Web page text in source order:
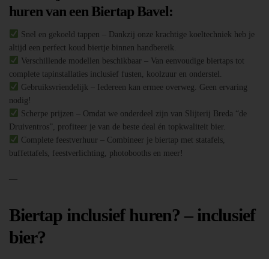
huren van een Biertap Bavel:
Snel en gekoeld tappen – Dankzij onze krachtige koeltechniek heb je
altijd een perfect koud biertje binnen handbereik.
Verschillende modellen beschikbaar – Van eenvoudige biertaps tot
complete tapinstallaties inclusief fusten, koolzuur en onderstel.
Gebruiksvriendelijk – Iedereen kan ermee overweg. Geen ervaring
nodig!
Scherpe prijzen – Omdat we onderdeel zijn van Slijterij Breda “de
Druiventros”, profiteer je van de beste deal én topkwaliteit bier.
Complete feestverhuur – Combineer je biertap met statafels,
buffettafels, feestverlichting, photobooths en meer!
—
Biertap inclusief huren? – inclusief
bier?